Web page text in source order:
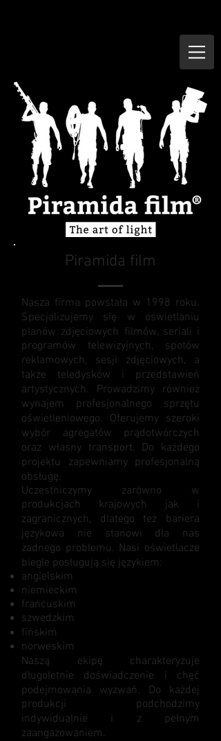
Piramida film
Nasza firma powstała w 1998 roku.
Specjalizujemy się w oświetlaniu
planów zdjęciowych filmów, seriali i
programów telewizyjnych, spotów
reklamowych, sesji zdjęciowych, a
także teledysków i przedstawień
artystycznych. Prowadzimy również
wynajem profesjonalnego sprzętu
oświetleniowego. Oferujemy szeroki
wybór agregatów prądotwórczych
oraz własny transport. Do każdego
projektu zapewniamy profesjonalną
obsługę.
Uczestniczymy zarówno w
produkcjach krajowych jak i
zagranicznych, dlatego też bariera
językowa nie stanowi dla nas
żadnego problemu. Nasi oświetlacze
biegle posługują się językiem:
angielskim
niemieckim
francuskim
szwedzkim
fińskim
norweskim
Naszą ekipę charakteryzuje
długoletnie doświadczenie i chęć
podejmowania wyzwań. Do każdej
produkcji podchodzimy
indywidualnie i z pełnym
zaangażowaniem.